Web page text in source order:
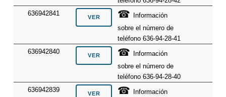
636942841
☎
Información
sobre el número de
teléfono 636-94-28-41
636942840
☎
Información
sobre el número de
teléfono 636-94-28-40
636942839
☎
Información